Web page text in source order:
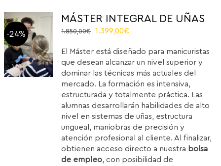
-24%
MÁSTER INTEGRAL DE UÑAS
1.850,00€
El
original
era:
1.850,00€.
1.399,00€
actual
es:
1.399,00€.
El Máster está diseñado para manicuristas
que desean alcanzar un nivel superior y
dominar las técnicas más actuales del
mercado. La formación es intensiva,
estructurada y totalmente práctica. Las
alumnas desarrollarán habilidades de alto
nivel en sistemas de uñas, estructura
ungueal, maniobras de precisión y
atención profesional al cliente. Al finalizar,
obtienen acceso directo a nuestra bolsa
de empleo, con posibilidad de